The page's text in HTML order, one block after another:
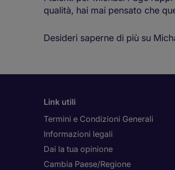
qualità, hai mai pensato che
Desideri saperne di più su
Link utili
Termini e Condizioni Generali
Informazioni legali
Dai la tua opinione
Cambia Paese/Regione